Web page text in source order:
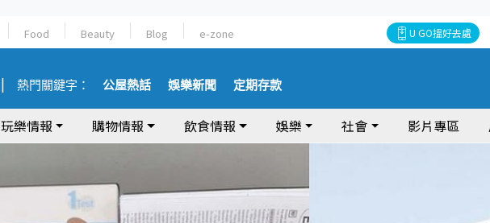
Food Beauty Blog e-zone U GO搵好去處
熱門關鍵字： 公屋熱話 娛樂新聞 定期存款
玩樂情報 購物情報 飲食情報 娛樂 社會 影片專區